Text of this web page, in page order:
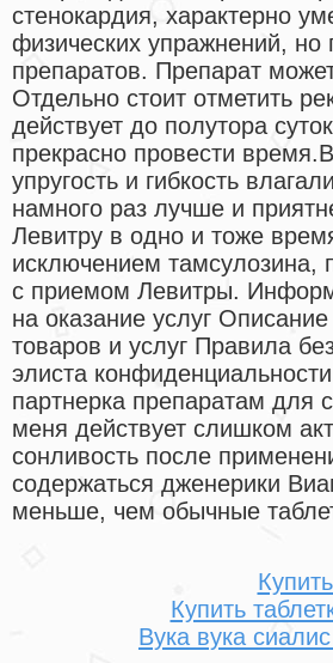
стенокардия, характерно
физических упражнений, но
препаратов. Препарат
Отдельно стоит отметить
действует до полутора
прекрасно провести
упругость и гибкость
намного раз лучше и
Левитру в одно и тоже
исключением тамсулозина,
с приемом Левитры.
на оказание услуг
товаров и услуг Правила
элиста
партнерка препаратам для
меня действует слишком
сонливость после
содержаться дженерики
меньше, чем обычные
Купить
Вука вука